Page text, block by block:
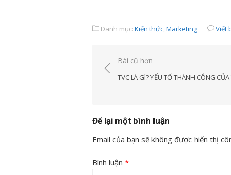
Danh mục: Kiến thức,Marketing Viết
Điều
hướng
Bài cũ hơn
TVC LÀ GÌ? YẾU TỐ THÀNH CÔNG CỦA
Để lại một bình luận
Email của bạn sẽ không được hiển thị
Bình luận *